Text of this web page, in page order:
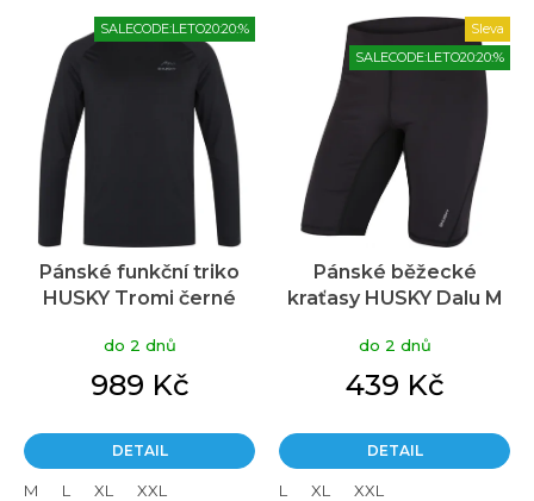
SALECODE:LETO20:20:%
Pánské funkční triko
HUSKY Tromi černé
do 2 dnů
989 Kč
DETAIL
M L XL XXL
Sleva
SALECODE:LETO20:20:%
Pánské běžecké
kraťasy HUSKY Dalu M
do 2 dnů
439 Kč
DETAIL
L XL XXL